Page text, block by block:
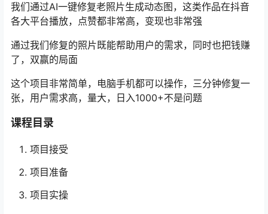
我们通过AI一键修复老照片生成动态图，这类作品在抖音
各大平台播放，点赞都非常高，变现也非常强
通过我们修复的照片既能帮助用户的需求，同时也把钱赚
了，双赢的局面
这个项目非常简单，电脑手机都可以操作，三分钟修复一
张，用户需求高，量大，日入1000+不是问题
课程目录
项目接受
项目准备
项目实操